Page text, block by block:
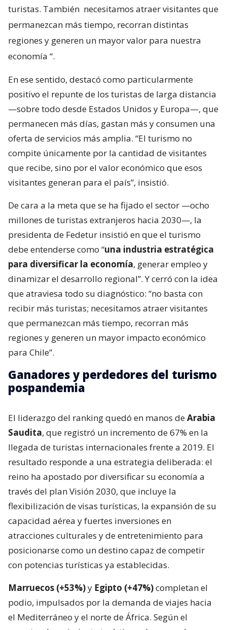
turistas. También necesitamos atraer visitantes que
permanezcan más tiempo, recorran distintas
regiones y generen un mayor valor para nuestra
economía “.
En ese sentido, destacó como particularmente
positivo el repunte de los turistas de larga distancia
—sobre todo desde Estados Unidos y Europa—, que
permanecen más días, gastan más y consumen una
oferta de servicios más amplia. “El turismo no
compite únicamente por la cantidad de visitantes
que recibe, sino por el valor económico que esos
visitantes generan para el país”, insistió.
De cara a la meta que se ha fijado el sector —ocho
millones de turistas extranjeros hacia 2030—, la
presidenta de Fedetur insistió en que el turismo
debe entenderse como “una industria estratégica
para diversificar la economía, generar empleo y
dinamizar el desarrollo regional”. Y cerró con la idea
que atraviesa todo su diagnóstico: “no basta con
recibir más turistas; necesitamos atraer visitantes
que permanezcan más tiempo, recorran más
regiones y generen un mayor impacto económico
para Chile”.
Ganadores y perdedores del turismo
pospandemia
El liderazgo del ranking quedó en manos deArabia
Saudita, que registró un incremento de 67% en la
llegada de turistas internacionales frente a 2019. El
resultado responde a una estrategia deliberada: el
reino ha apostado por diversificar su economía a
través del plan Visión 2030, que incluye la
flexibilización de visas turísticas, la expansión de su
capacidad aérea y fuertes inversiones en
atracciones culturales y de entretenimiento para
posicionarse como un destino capaz de competir
con potencias turísticas ya establecidas.
Marruecos (+53%)y Egipto (+47%)completan el
podio, impulsados por la demanda de viajes hacia
el Mediterráneo y el norte de África. Según el